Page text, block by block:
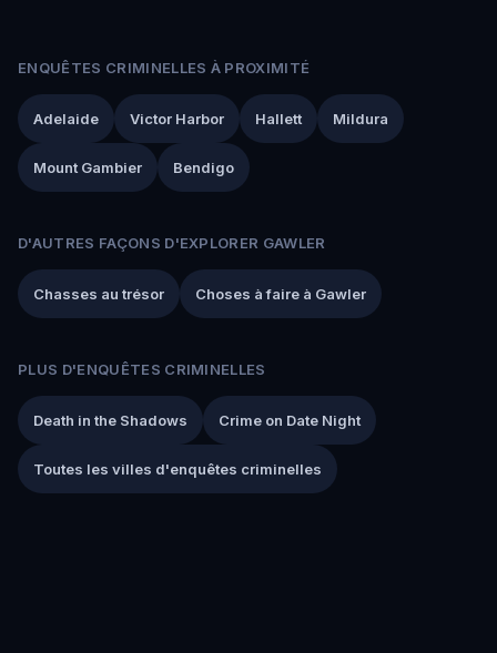
ENQUÊTES CRIMINELLES À PROXIMITÉ
Adelaide Victor Harbor Hallett Mildura
Mount Gambier Bendigo
D'AUTRES FAÇONS D'EXPLORER GAWLER
Chasses au trésor Choses à faire à Gawler
PLUS D'ENQUÊTES CRIMINELLES
Death in the Shadows Crime on Date Night
Toutes les villes d'enquêtes criminelles